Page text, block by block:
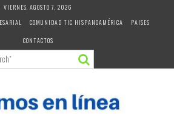
VIERNES, AGOSTO 7, 2026
COMUNIDAD TIC HISPANOAMÉRICA
PAISES
CONTACTOS